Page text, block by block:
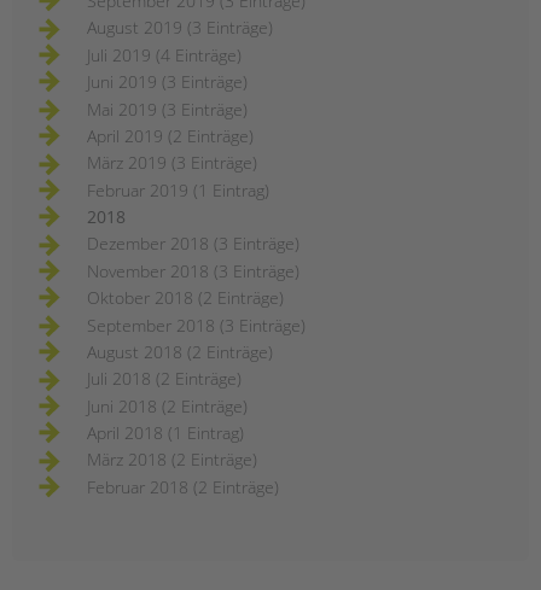
August 2019 (3 Einträge)
Juli 2019 (4 Einträge)
Juni 2019 (3 Einträge)
Mai 2019 (3 Einträge)
April 2019 (2 Einträge)
März 2019 (3 Einträge)
Februar 2019 (1 Eintrag)
2018
Dezember 2018 (3 Einträge)
November 2018 (3 Einträge)
Oktober 2018 (2 Einträge)
September 2018 (3 Einträge)
August 2018 (2 Einträge)
Juli 2018 (2 Einträge)
Juni 2018 (2 Einträge)
April 2018 (1 Eintrag)
März 2018 (2 Einträge)
Februar 2018 (2 Einträge)